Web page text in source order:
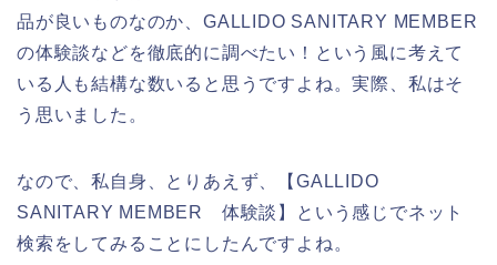
品が良いものなのか、GALLIDO SANITARY MEMBER
の体験談などを徹底的に調べたい！という風に考えて
いる人も結構な数いると思うですよね。実際、私はそ
う思いました。
なので、私自身、とりあえず、【GALLIDO
SANITARY MEMBER 体験談】という感じでネット
検索をしてみることにしたんですよね。